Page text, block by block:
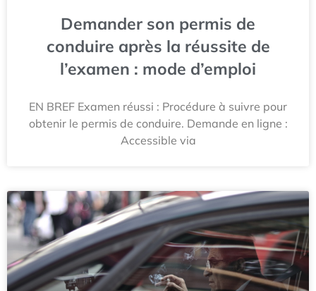
Demander son permis de
conduire après la réussite de
l’examen : mode d’emploi
EN BREF Examen réussi : Procédure à suivre pour
obtenir le permis de conduire. Demande en ligne :
Accessible via